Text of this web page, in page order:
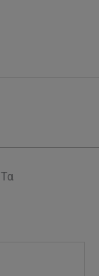
Τα